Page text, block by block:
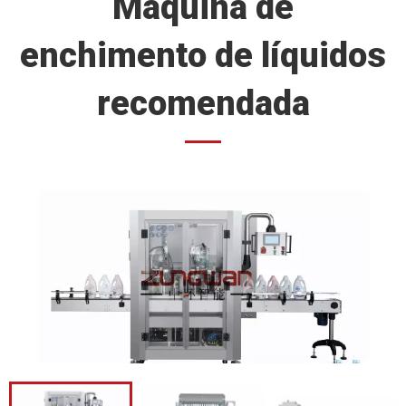
enchimento de líquidos
recomendada